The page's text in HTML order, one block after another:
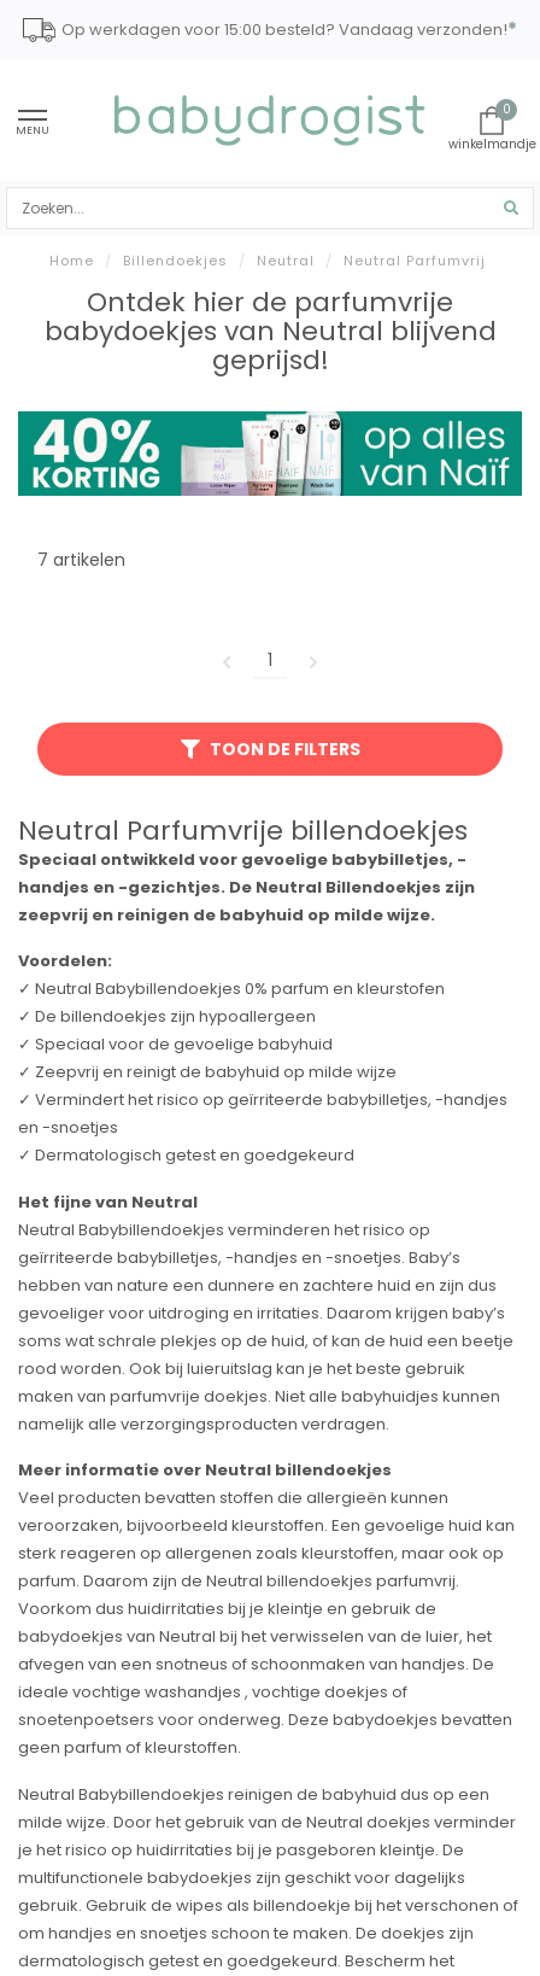
Op werkdagen voor 15:00 besteld? Vandaag verzonden!*
MENU
0
Home / Billendoekjes / Neutral / Neutral Parfumvrij
Ontdek hier de parfumvrije
babydoekjes van Neutral blijvend
geprijsd!
7 artikelen
1
TOON DE FILTERS
Neutral Parfumvrije billendoekjes
Speciaal ontwikkeld voor gevoelige babybilletjes, -
handjes en -gezichtjes. De Neutral Billendoekjes zijn
zeepvrij en reinigen de babyhuid op milde wijze.
Voordelen:
✓ Neutral Babybillendoekjes 0% parfum en kleurstofen
✓ De billendoekjes zijn hypoallergeen
✓ Speciaal voor de gevoelige babyhuid
✓ Zeepvrij en reinigt de babyhuid op milde wijze
✓ Vermindert het risico op geïrriteerde babybilletjes, -handjes
en -snoetjes
✓ Dermatologisch getest en goedgekeurd
Het fijne van Neutral
Neutral Babybillendoekjes verminderen het risico op
geïrriteerde babybilletjes, -handjes en -snoetjes. Baby’s
hebben van nature een dunnere en zachtere huid en zijn dus
gevoeliger voor uitdroging en irritaties. Daarom krijgen baby’s
soms wat schrale plekjes op de huid, of kan de huid een beetje
rood worden. Ook bij luieruitslag kan je het beste gebruik
maken van parfumvrije doekjes. Niet alle babyhuidjes kunnen
namelijk alle verzorgingsproducten verdragen.
Meer informatie over Neutral billendoekjes
Veel producten bevatten stoffen die allergieën kunnen
veroorzaken, bijvoorbeeld kleurstoffen. Een gevoelige huid kan
sterk reageren op allergenen zoals kleurstoffen, maar ook op
parfum. Daarom zijn de Neutral billendoekjes parfumvrij.
Voorkom dus huidirritaties bij je kleintje en gebruik de
babydoekjes van Neutral bij het verwisselen van de luier, het
afvegen van een snotneus of schoonmaken van handjes. De
ideale vochtige washandjes , vochtige doekjes of
snoetenpoetsers voor onderweg. Deze babydoekjes bevatten
geen parfum of kleurstoffen.
Neutral Babybillendoekjes reinigen de babyhuid dus op een
milde wijze. Door het gebruik van de Neutral doekjes verminder
je het risico op huidirritaties bij je pasgeboren kleintje. De
multifunctionele babydoekjes zijn geschikt voor dagelijks
gebruik. Gebruik de wipes als billendoekje bij het verschonen of
om handjes en snoetjes schoon te maken. De doekjes zijn
dermatologisch getest en goedgekeurd. Bescherm het